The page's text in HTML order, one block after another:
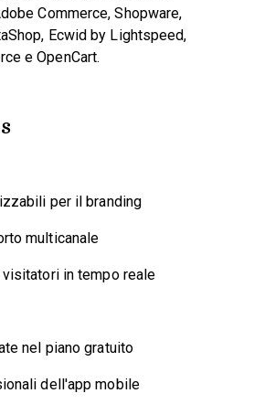
Commerce, Shopware,
Ecwid by Lightspeed,
e OpenCart.
per il branding
multicanale
in tempo reale
nel piano gratuito
dell'app mobile